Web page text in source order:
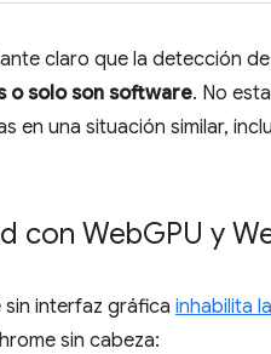
claro que la detección
o solo son software. No
en una situación similar,
con WebGPU y
interfaz gráfica inhabilita
sin cabeza: